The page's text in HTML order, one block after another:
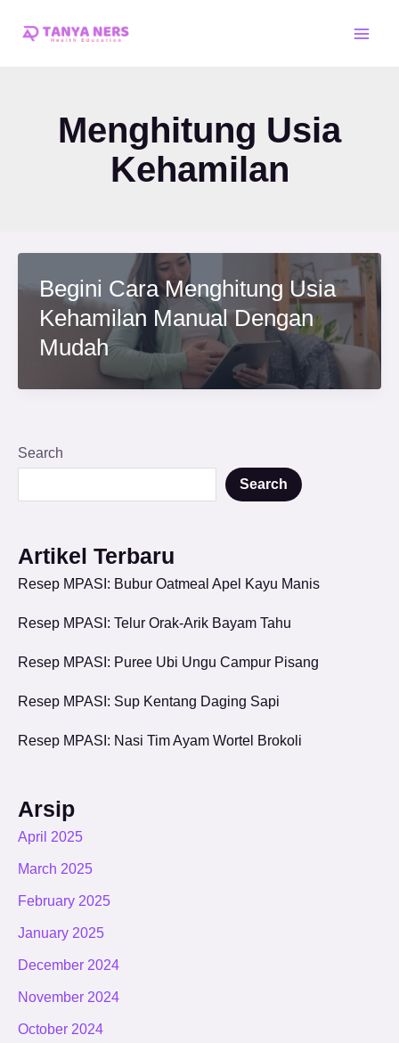
Menghitung Usia
Kehamilan
Begini Cara Menghitung Usia
Kehamilan Manual Dengan
Mudah
Search
Search
Artikel Terbaru
Resep MPASI: Bubur Oatmeal Apel Kayu Manis
Resep MPASI: Telur Orak-Arik Bayam Tahu
Resep MPASI: Puree Ubi Ungu Campur Pisang
Resep MPASI: Sup Kentang Daging Sapi
Resep MPASI: Nasi Tim Ayam Wortel Brokoli
Arsip
April 2025
March 2025
February 2025
January 2025
December 2024
November 2024
October 2024